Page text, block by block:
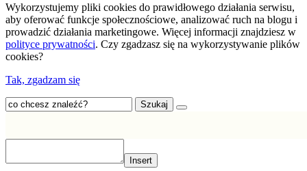
Wykorzystujemy pliki cookies do prawidłowego działania serwisu,
aby oferować funkcje społecznościowe, analizować ruch na blogu i
prowadzić działania marketingowe. Więcej informacji znajdziesz w
polityce prywatności. Czy zgadzasz się na wykorzystywanie plików
cookies?
Tak, zgadzam się
Szukaj
Insert